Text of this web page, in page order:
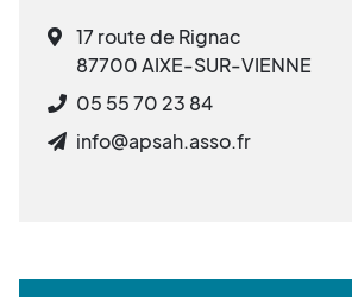
17 route de Rignac
87700 AIXE-SUR-VIENNE
05 55 70 23 84
info@apsah.asso.fr